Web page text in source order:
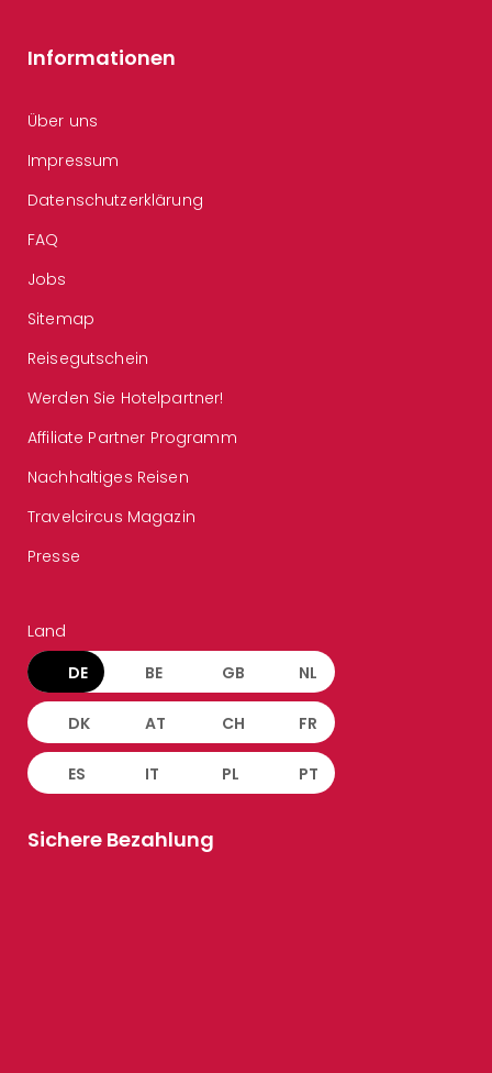
Informationen
Über uns
Impressum
Datenschutzerklärung
FAQ
Jobs
Sitemap
Reisegutschein
Werden Sie Hotelpartner!
Affiliate Partner Programm
Nachhaltiges Reisen
Travelcircus Magazin
Presse
Land
DE BE GB NL
DK AT CH FR
ES IT PL PT
Sichere Bezahlung